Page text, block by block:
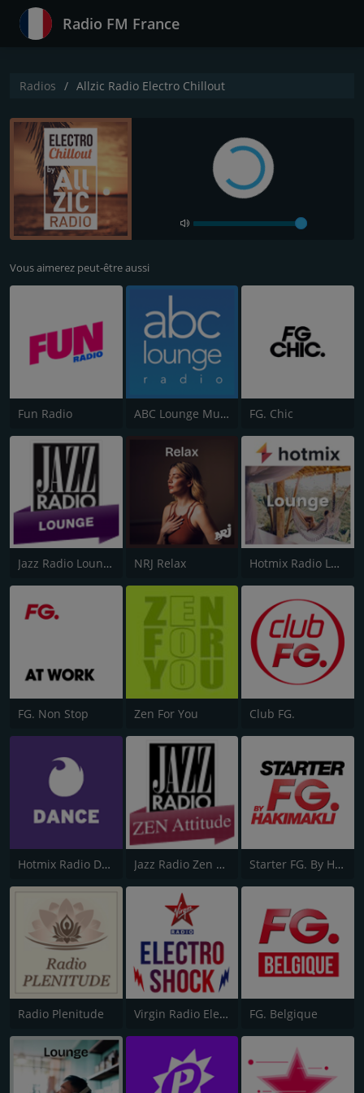
Radio FM France
Radios Allzic Radio Electro Chillout
Vous aimerez peut-être aussi
Fun Radio ABC Lounge Music FG. Chic
Jazz Radio Lounge NRJ Relax Hotmix Radio Lounge
FG. Non Stop Zen For You Club FG.
Hotmix Radio Dance Jazz Radio Zen Attitude Starter FG. By Hakimakli
Radio Plenitude Virgin Radio Electroshock FG. Belgique